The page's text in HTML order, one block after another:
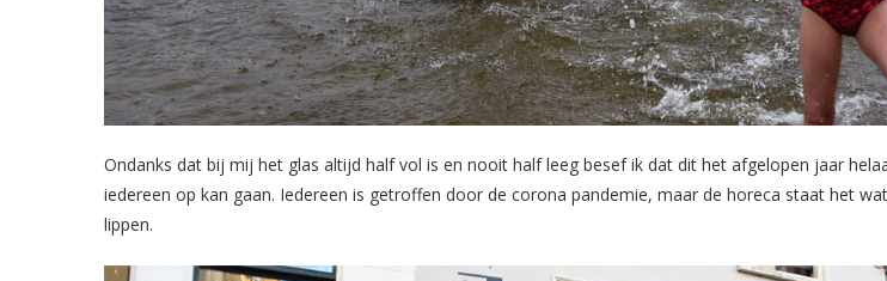
Ondanks dat bij mij het glas altijd half vol is en nooit half leeg besef ik dat dit het afgelopen jaar
iedereen op kan gaan. Iedereen is getroffen door de corona pandemie, maar de horeca staat het
lippen.